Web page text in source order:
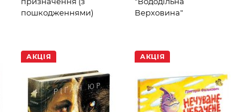
пошкодженнями)
Верховина"
АКЦІЯ АКЦІЯ